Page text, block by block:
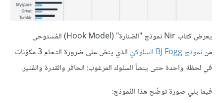
يعرض كتاب Nir نموذج "الصّنارة" (Hook Model) المُستوحى
مننموذج BJ Fogg السلوكيّ
الذي ينصّ على ضرورة التحام 3 مكوّنات
في لحظة واحدة حتى ينشأ السلوك المرغوب: الحافر والقدرة والمُثير.
فيما يلي صورة توضّح هذا النّموذج: